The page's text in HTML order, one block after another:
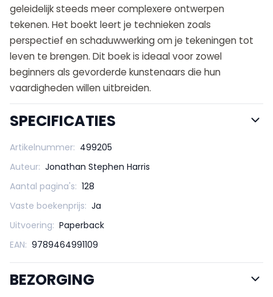
geleidelijk steeds meer complexere ontwerpen
tekenen. Het boekt leert je technieken zoals
perspectief en schaduwwerking om je tekeningen tot
leven te brengen. Dit boek is ideaal voor zowel
beginners als gevorderde kunstenaars die hun
vaardigheden willen uitbreiden.
SPECIFICATIES
Artikelnummer: 499205
Auteur: Jonathan Stephen Harris
Aantal pagina's: 128
Vaste boekenprijs: Ja
Uitvoering: Paperback
EAN: 9789464991109
BEZORGING